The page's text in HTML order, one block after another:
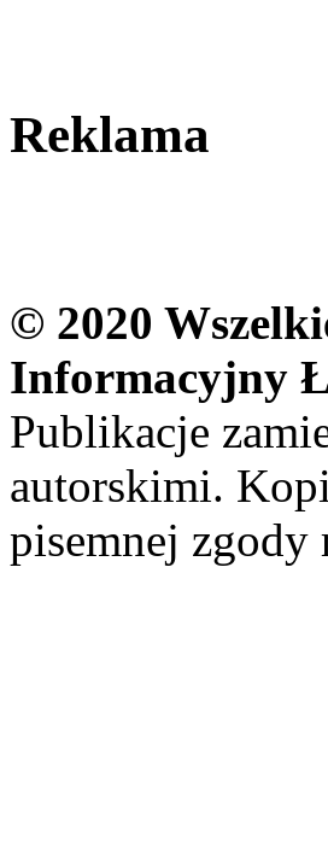
Reklama
© 2020
Informacyjny
Publikacje
autorskimi.
pisemnej zgody